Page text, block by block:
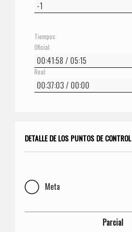
Tiempos:
Oficial:
Real:
DETALLE DE LOS PUNTOS DE CONTROL
Meta
Parcial